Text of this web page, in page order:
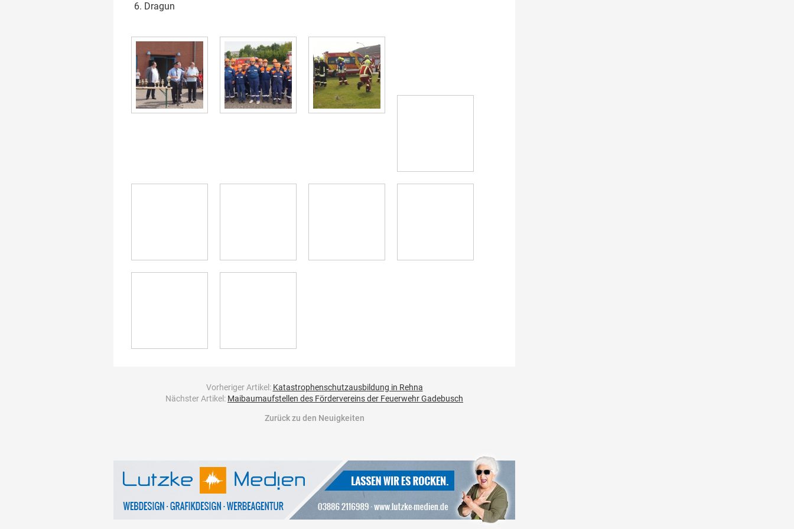
Dragun
Vorheriger Artikel: Katastrophenschutzausbildung in Rehna
Nächster Artikel: Maibaumaufstellen des Fördervereins der Feuerwehr Gadebusch
Zurück zu den Neuigkeiten